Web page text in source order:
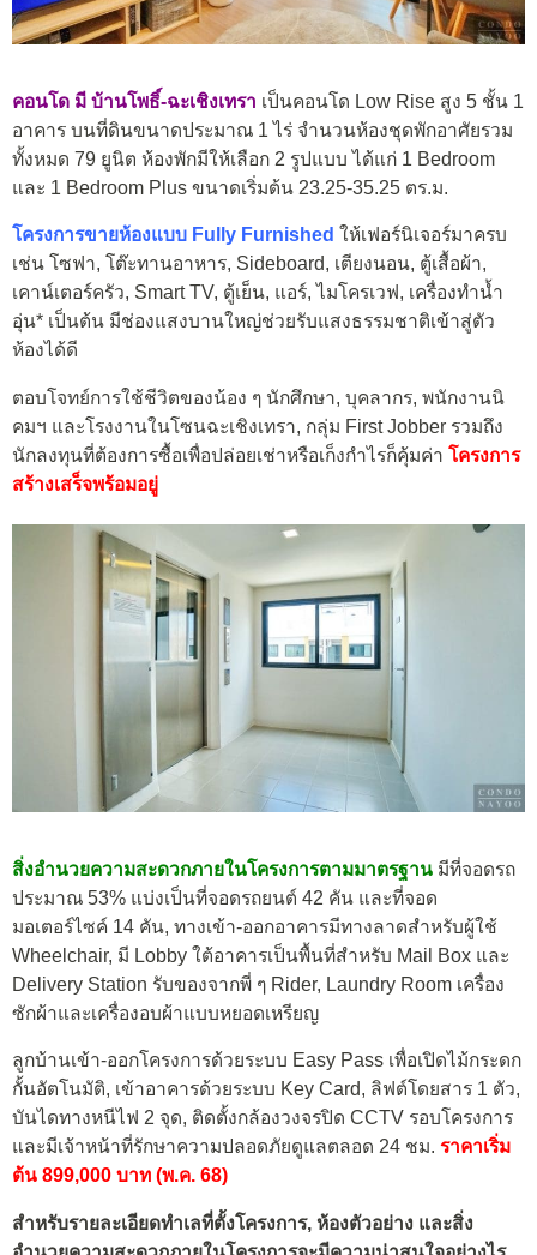
คอนโด มี บ้านโพธิ์-ฉะเชิงเทรา เป็นคอนโด Low Rise สูง 5 ชั้น 1
อาคาร บนที่ดินขนาดประมาณ 1 ไร่ จำนวนห้องชุดพักอาศัยรวม
ทั้งหมด 79 ยูนิต ห้องพักมีให้เลือก 2 รูปแบบ ได้แก่ 1 Bedroom
และ 1 Bedroom Plus ขนาดเริ่มต้น 23.25-35.25 ตร.ม.
โครงการขายห้องแบบ Fully Furnished ให้เฟอร์นิเจอร์มาครบ
เช่น โซฟา, โต๊ะทานอาหาร, Sideboard, เตียงนอน, ตู้เสื้อผ้า,
เคาน์เตอร์ครัว, Smart TV, ตู้เย็น, แอร์, ไมโครเวฟ, เครื่องทำน้ำ
อุ่น* เป็นต้น มีช่องแสงบานใหญ่ช่วยรับแสงธรรมชาติเข้าสู่ตัว
ห้องได้ดี
ตอบโจทย์การใช้ชีวิตของน้อง ๆ นักศึกษา, บุคลากร, พนักงานนิ
คมฯ และโรงงานในโซนฉะเชิงเทรา, กลุ่ม First Jobber รวมถึง
นักลงทุนที่ต้องการซื้อเพื่อปล่อยเช่าหรือเก็งกำไรก็คุ้มค่า โครงการ
สร้างเสร็จพร้อมอยู่
สิ่งอำนวยความสะดวกภายในโครงการตามมาตรฐาน มีที่จอดรถ
ประมาณ 53% แบ่งเป็นที่จอดรถยนต์ 42 คัน และที่จอด
มอเตอร์ไซค์ 14 คัน, ทางเข้า-ออกอาคารมีทางลาดสำหรับผู้ใช้
Wheelchair, มี Lobby ใต้อาคารเป็นพื้นที่สำหรับ Mail Box และ
Delivery Station รับของจากพี่ ๆ Rider, Laundry Room เครื่อง
ซักผ้าและเครื่องอบผ้าแบบหยอดเหรียญ
ลูกบ้านเข้า-ออกโครงการด้วยระบบ Easy Pass เพื่อเปิดไม้กระดก
กั้นอัตโนมัติ, เข้าอาคารด้วยระบบ Key Card, ลิฟต์โดยสาร 1 ตัว,
บันไดทางหนีไฟ 2 จุด, ติดตั้งกล้องวงจรปิด CCTV รอบโครงการ
และมีเจ้าหน้าที่รักษาความปลอดภัยดูแลตลอด 24 ชม. ราคาเริ่ม
ต้น 899,000 บาท (พ.ค. 68)
สำหรับรายละเอียดทำเลที่ตั้งโครงการ, ห้องตัวอย่าง และสิ่ง